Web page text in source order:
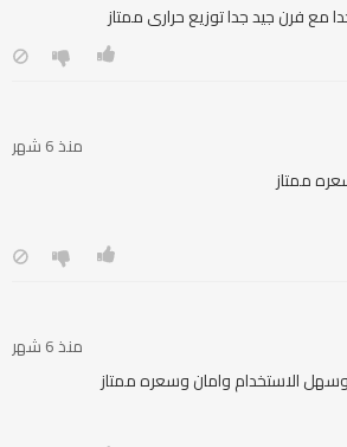
مع فرن جيد جدا توزيع حرارى ممتاز
منذ 6 شهر
ممتاز
منذ 6 شهر
وسهل الاستخدام وامان وسعره ممتاز